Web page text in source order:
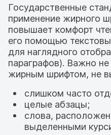
Государственные
применение жирного
повышает комфорт
его помощью
для наглядного
параграфов). Важно
жирным шрифтом, не
слишком часто
целые абзацы;
слова,
выделенными